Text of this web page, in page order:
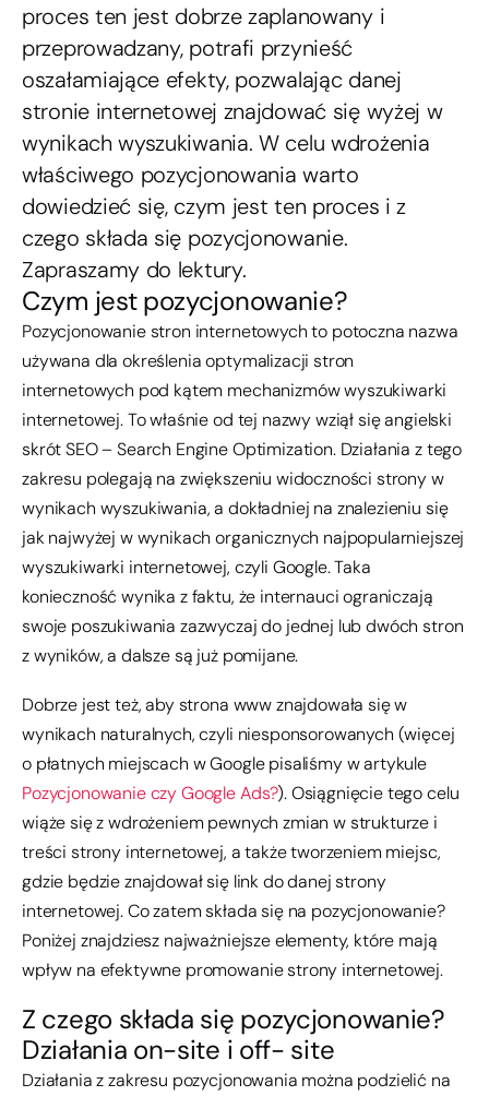
proces ten jest dobrze zaplanowany i
przeprowadzany, potrafi przynieść
oszałamiające efekty, pozwalając danej
stronie internetowej znajdować się wyżej w
wynikach wyszukiwania. W celu wdrożenia
właściwego pozycjonowania warto
dowiedzieć się, czym jest ten proces i z
czego składa się pozycjonowanie.
Zapraszamy do lektury.
Czym jest pozycjonowanie?
Pozycjonowanie stron internetowych to potoczna nazwa
używana dla określenia optymalizacji stron
internetowych pod kątem mechanizmów wyszukiwarki
internetowej. To właśnie od tej nazwy wziął się angielski
skrót SEO – Search Engine Optimization. Działania z tego
zakresu polegają na zwiększeniu widoczności strony w
wynikach wyszukiwania, a dokładniej na znalezieniu się
jak najwyżej w wynikach organicznych najpopularniejszej
wyszukiwarki internetowej, czyli Google. Taka
konieczność wynika z faktu, że internauci ograniczają
swoje poszukiwania zazwyczaj do jednej lub dwóch stron
z wyników, a dalsze są już pomijane.
Dobrze jest też, aby strona www znajdowała się w
wynikach naturalnych, czyli niesponsorowanych (więcej
o płatnych miejscach w Google pisaliśmy w artykule
Pozycjonowanie czy Google Ads?). Osiągnięcie tego celu
wiąże się z wdrożeniem pewnych zmian w strukturze i
treści strony internetowej, a także tworzeniem miejsc,
gdzie będzie znajdował się link do danej strony
internetowej. Co zatem składa się na pozycjonowanie?
Poniżej znajdziesz najważniejsze elementy, które mają
wpływ na efektywne promowanie strony internetowej.
Z czego składa się pozycjonowanie?
Działania on-site i off- site
Działania z zakresu pozycjonowania można podzielić na